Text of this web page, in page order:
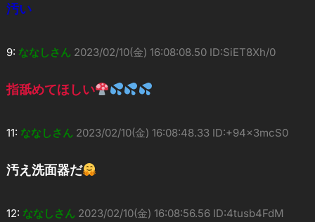
汚い
9: ななしさん 2023/02/10(金) 16:08:08.50 ID:SiET8Xh/0
指舐めてほしい
11: ななしさん 2023/02/10(金) 16:08:48.33 ID:+94x3mcS0
汚え洗面器だ
12: ななしさん 2023/02/10(金) 16:08:56.56 ID:4tusb4FdM